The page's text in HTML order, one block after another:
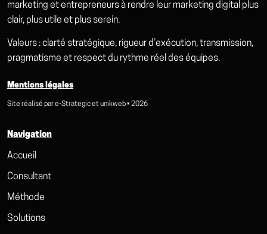
marketing et entrepreneurs à rendre leur marketing digital plus
clair, plus utile et plus serein.
Valeurs : clarté stratégique, rigueur d’exécution, transmission,
pragmatisme et respect du rythme réel des équipes.
Mentions légales
Site réalisé pare-Strategicet unikweb• 2026
Navigation
Accueil
Consultant
Méthode
Solutions